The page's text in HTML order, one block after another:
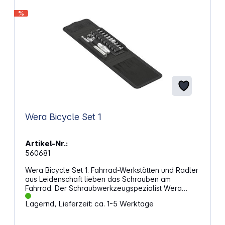
%
Wera Bicycle Set 1
Artikel-Nr.:
560681
Wera Bicycle Set 1. Fahrrad-Werkstätten und Radler
aus Leidenschaft lieben das Schrauben am
Fahrrad. Der Schraubwerkzeugspezialist Wera
bietet mit dem Bicycle Set 1 ein Werkzeugsortiment,
das dank kompakter und designorientierter textiler
Lagernd, Lieferzeit: ca. 1-5 Werktage